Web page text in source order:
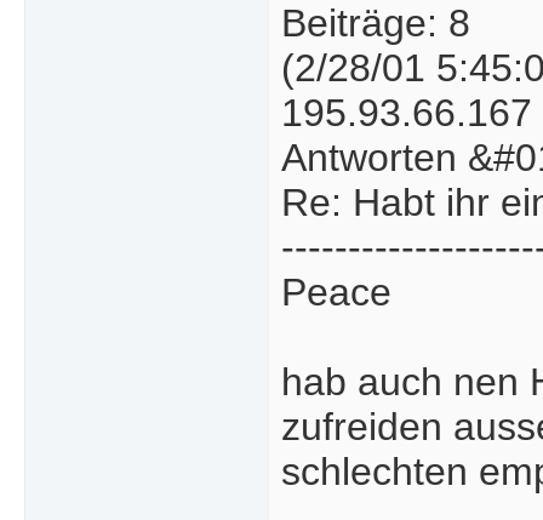
Beiträge: 8
(2/28/01
195.93.66.167
Antworten
Re: Habt ihr
Peace
hab auch nen
zufreiden
schlechten